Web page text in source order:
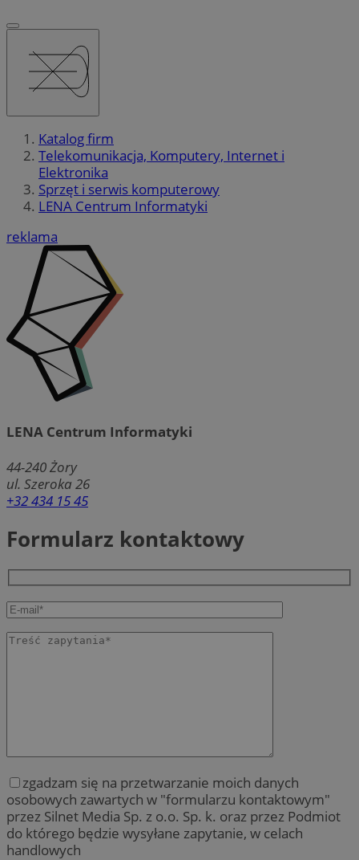
Katalog firm
Telekomunikacja, Komputery, Internet i
Elektronika
Sprzęt i serwis komputerowy
LENA Centrum Informatyki
reklama
LENA Centrum Informatyki
44-240Żory
ul. Szeroka 26
+32 434 15 45
Formularz kontaktowy
zgadzam się na przetwarzanie moich danych
osobowych zawartych w "formularzu kontaktowym"
przez Silnet Media Sp. z o.o. Sp. k. oraz przez Podmiot
do którego będzie wysyłane zapytanie, w celach
handlowych